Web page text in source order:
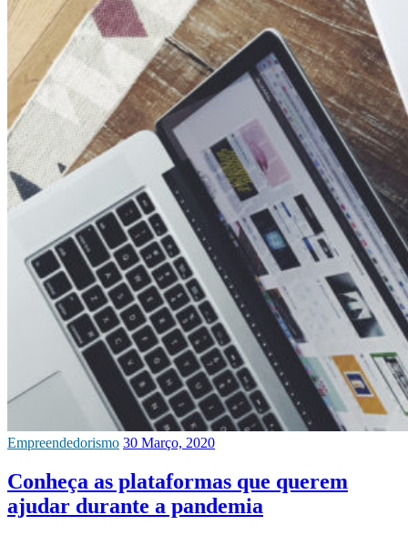
Empreendedorismo 30 Março, 2020
Conheça as plataformas que querem
ajudar durante a pandemia